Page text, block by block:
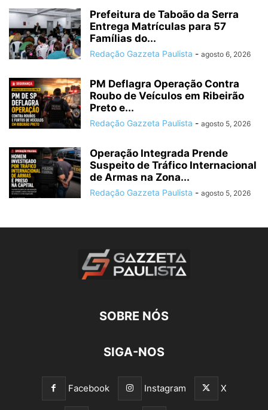
Prefeitura de Taboão da Serra
Entrega Matrículas para 57
Famílias do...
Redação Gazzeta Paulista - agosto 6, 2026
PM Deflagra Operação Contra
Roubo de Veículos em Ribeirão
Preto e...
Redação Gazzeta Paulista - agosto 5, 2026
Operação Integrada Prende
Suspeito de Tráfico Internacional
de Armas na Zona...
Redação Gazzeta Paulista - agosto 5, 2026
SOBRE NÓS
SIGA-NOS
Facebook Instagram X